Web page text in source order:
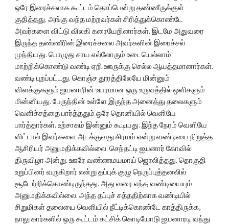
ஒரே இரைச்சலாக கூட்டம் தொப்பென்று தண்ணீருக்குள்
குதித்தது. அங்கு வந்த மற்றவர்கள் சிரித்துக்கொண்டே
அவர்களை விட்டு விலகி கரையேறினார்கள். இடமே அதுவரை
இருந்த தண்ணீரின் இரைச்சலை அவர்களின் இரைச்சல்
முந்தியது. பொழுது சாய எல்லோரும் உடையெல்லாம்
மாற்றிக்கொண்டு வண்டி ஏறி ஊருக்கு செல்ல ஆயத்தமானார்கள்.
வண்டி புறப்பட்டது. கொஞ்ச தூரத்திலேயே மின்னும்
விளக்குகளும் ஐயனாரின் உயரமான ஒரு உருவத்தில் ஒளிகளும்
மின்னியது. பேருந்தின் உள்ளே இருந்த அனைத்து தலைகளும்
வெளிச்சத்தை பார்த்ததும் ஒரே தொனியில் வெளியே
பார்த்தார்கள். உற்சாகம் இன்னும் கூடியது. இந்த நேரம் வெளியே
விட்டால் இவர்களை அடக்குவது சிரமம் என்று வண்டியை நிறுத்த
ஆசிரியர் அனுமதிக்கவில்லை. செந்தட்டி ஐயனார் கோவில்
திருவிழா அன்று. ஊரே வண்ணமயமாய் ஜொலித்தது. தொகுதி
உறுப்பினர் வருகிறார் என்று தப்புக் குழு நெருப்புத்தனலில்
சூடேற்றிக்கொண்டிருந்தது. அது வரை எந்த வண்டியையும்
அனுமதிக்கவில்லை. அந்த தப்புச் சத்ததிற்காக வண்டியில்
சிறுமிகள் தலையை வெளியில் நீட்டிக்கொண்டே காத்திருக்க,
நாலு கார்களில் ஒரு கூட்டம் கட்சிக் கொடியோடு ஐயனாரடி வந்து